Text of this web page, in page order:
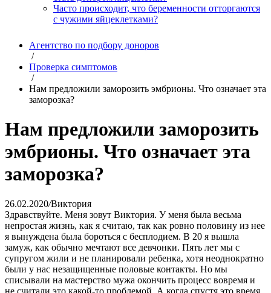
Часто происходит, что беременности отторгаются
с чужими яйцеклетками?
Агентство по подбору доноров
/
Проверка симптомов
/
Нам предложили заморозить эмбрионы. Что означает эта
заморозка?
Нам предложили заморозить
эмбрионы. Что означает эта
заморозка?
26.02.2020/Виктория
Здравствуйте. Меня зовут Виктория. У меня была весьма
непростая жизнь, как я считаю, так как ровно половину из нее
я вынуждена была бороться с бесплодием. В 20 я вышла
замуж, как обычно мечтают все девчонки. Пять лет мы с
супругом жили и не планировали ребенка, хотя неоднократно
были у нас незащищенные половые контакты. Но мы
списывали на мастерство мужа окончить процесс вовремя и
не считали это какой-то проблемой. А когда спустя это время